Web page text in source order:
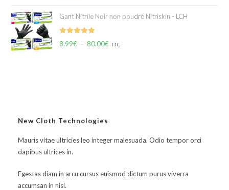
Gant Nitrile Noir non poudré Nitriskin - LCH
Note5.00
8.99€ – 80.00€ TTC
New Cloth Technologies
Mauris vitae ultricies leo integer malesuada. Odio tempor orci
dapibus ultrices in.
Egestas diam in arcu cursus euismod dictum purus viverra
accumsan in nisl.